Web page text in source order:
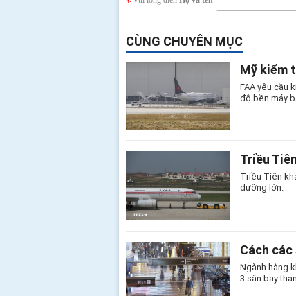
CÙNG CHUYÊN MỤC
Mỹ kiểm
FAA yêu cầu
độ bền máy
Triều
Triều Tiên
dưỡng lớn.
Cách
Ngành hàng
3 sân bay